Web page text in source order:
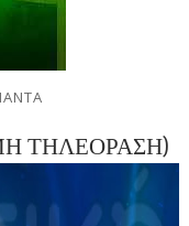
ΤΗΛΕΟΡΑΣΗ)